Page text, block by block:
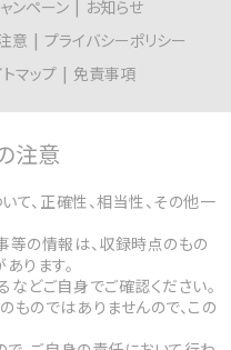
ンペーン
お知らせ
意
プライバシーポリシー
マップ 免責事項
注意
、正確性、相当性、その他一
等の情報は、収録時点のもの
ります。
どご自身でご確認ください。
ものではありませんので、この